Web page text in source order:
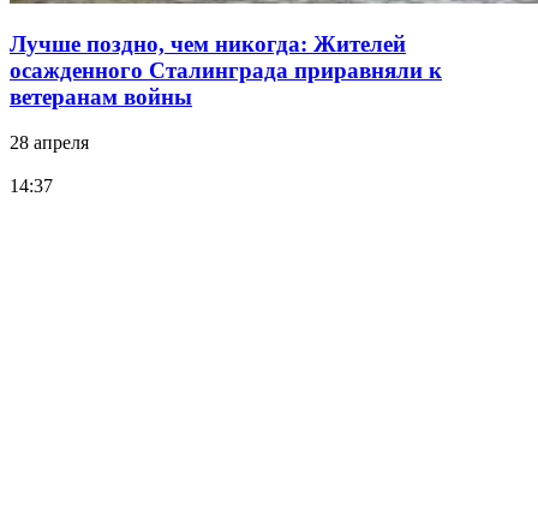
Лучше поздно, чем никогда: Жителей
осажденного Сталинграда приравняли к
ветеранам войны
28 апреля
14:37